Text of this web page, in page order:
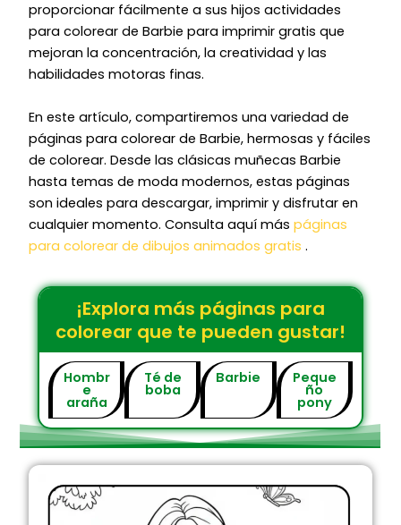
proporcionar fácilmente a sus hijos actividades
para colorear de Barbie para imprimir gratis que
mejoran la concentración, la creatividad y las
habilidades motoras finas.
En este artículo, compartiremos una variedad de
páginas para colorear de Barbie, hermosas y fáciles
de colorear. Desde las clásicas muñecas Barbie
hasta temas de moda modernos, estas páginas
son ideales para descargar, imprimir y disfrutar en
cualquier momento. Consulta aquí máspáginas
para colorear de dibujos animados gratis .
¡Explora más páginas para
colorear que te pueden gustar!
Hombr
e
araña
Té de
boba
Barbie Peque
ño
pony